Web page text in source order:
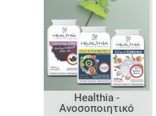
Healthia -
Ανοσοποιητικό